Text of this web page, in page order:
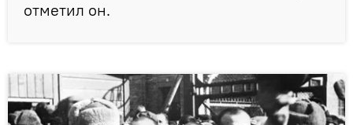
отметил он.